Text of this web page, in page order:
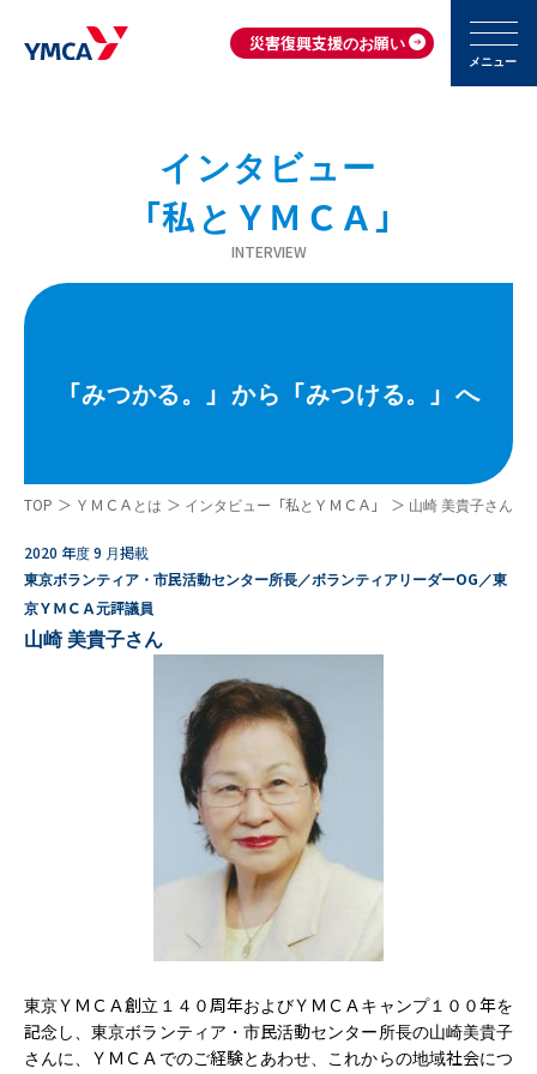
災害復興支援のお願い
メニュー
インタビュー
「私とＹＭＣＡ」
INTERVIEW
「みつかる。」から「みつける。」へ
TOP ＞ ＹＭＣＡとは ＞ インタビュー「私とＹＭＣＡ」 ＞ 山崎 美貴子さん
2020 年度 9 月掲載
東京ボランティア・市民活動センター所長／ボランティアリーダーOG／東
京ＹＭＣＡ元評議員
山崎 美貴子さん
東京ＹＭＣＡ創立１４０周年およびＹＭＣＡキャンプ１００年を
記念し、東京ボランティア・市民活動センター所長の山崎美貴子
さんに、ＹＭＣＡでのご経験とあわせ、これからの地域社会につ